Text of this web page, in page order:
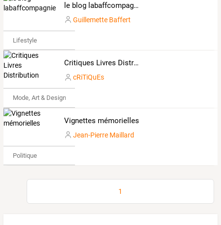
le blog labaffcompagnie
Guillemette Baffert
Lifestyle
Critiques Livres Distribution
cRiTiQuEs
Mode, Art & Design
Vignettes mémorielles
Jean-Pierre Maillard
Politique
1